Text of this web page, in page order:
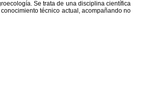
Se trata de una disciplina científica
técnico actual, acompañando no